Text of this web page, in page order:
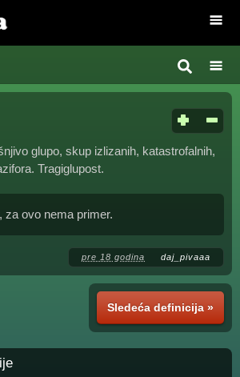
glupo, skup izlizanih, katastrofalnih,
Tragiglupost.
za ovo nema primer.
pre 18 godina daj_pivaaa
Sledeća definicija »